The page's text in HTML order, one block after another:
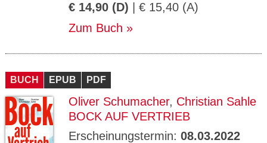
€ 14,90 (D) | € 15,40 (A)
Zum Buch
BUCH EPUB PDF
Oliver Schumacher, Christian Sahle
BOCK AUF VERTRIEB
Erscheinungstermin: 08.03.2022